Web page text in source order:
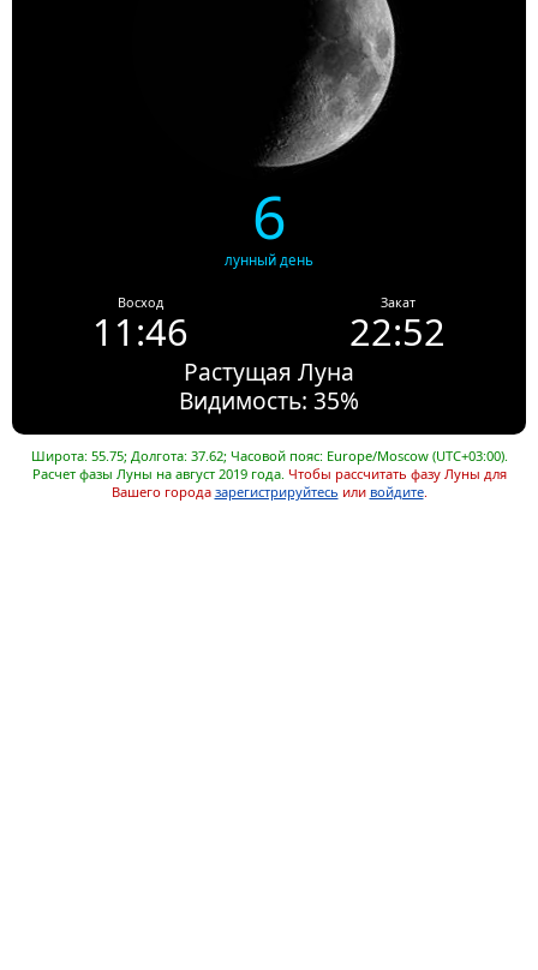
6
лунный день
Восход
11:46
Закат
22:52
Растущая Луна
Видимость: 35%
Широта: 55.75; Долгота: 37.62; Часовой пояс: Europe/Moscow (UTC+03:00).
Расчет фазы Луны на август 2019 года. Чтобы рассчитать фазу Луны для
Вашего города зарегистрируйтесь или войдите.